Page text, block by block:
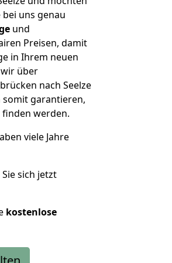
bei uns genau
und
Preisen, damit
in Ihrem neuen
über
nach Seelze
garantieren,
finden werden.
viele Jahre
sich jetzt
kostenlose